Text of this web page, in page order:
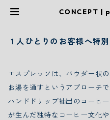
CONCEPT
１人ひとりのお客様へ特
エスプレッソは、パウダー状
お湯を通すというアプローチ
ハンドドリップ抽出のコーヒ
が生んだ独特なコーヒー文化